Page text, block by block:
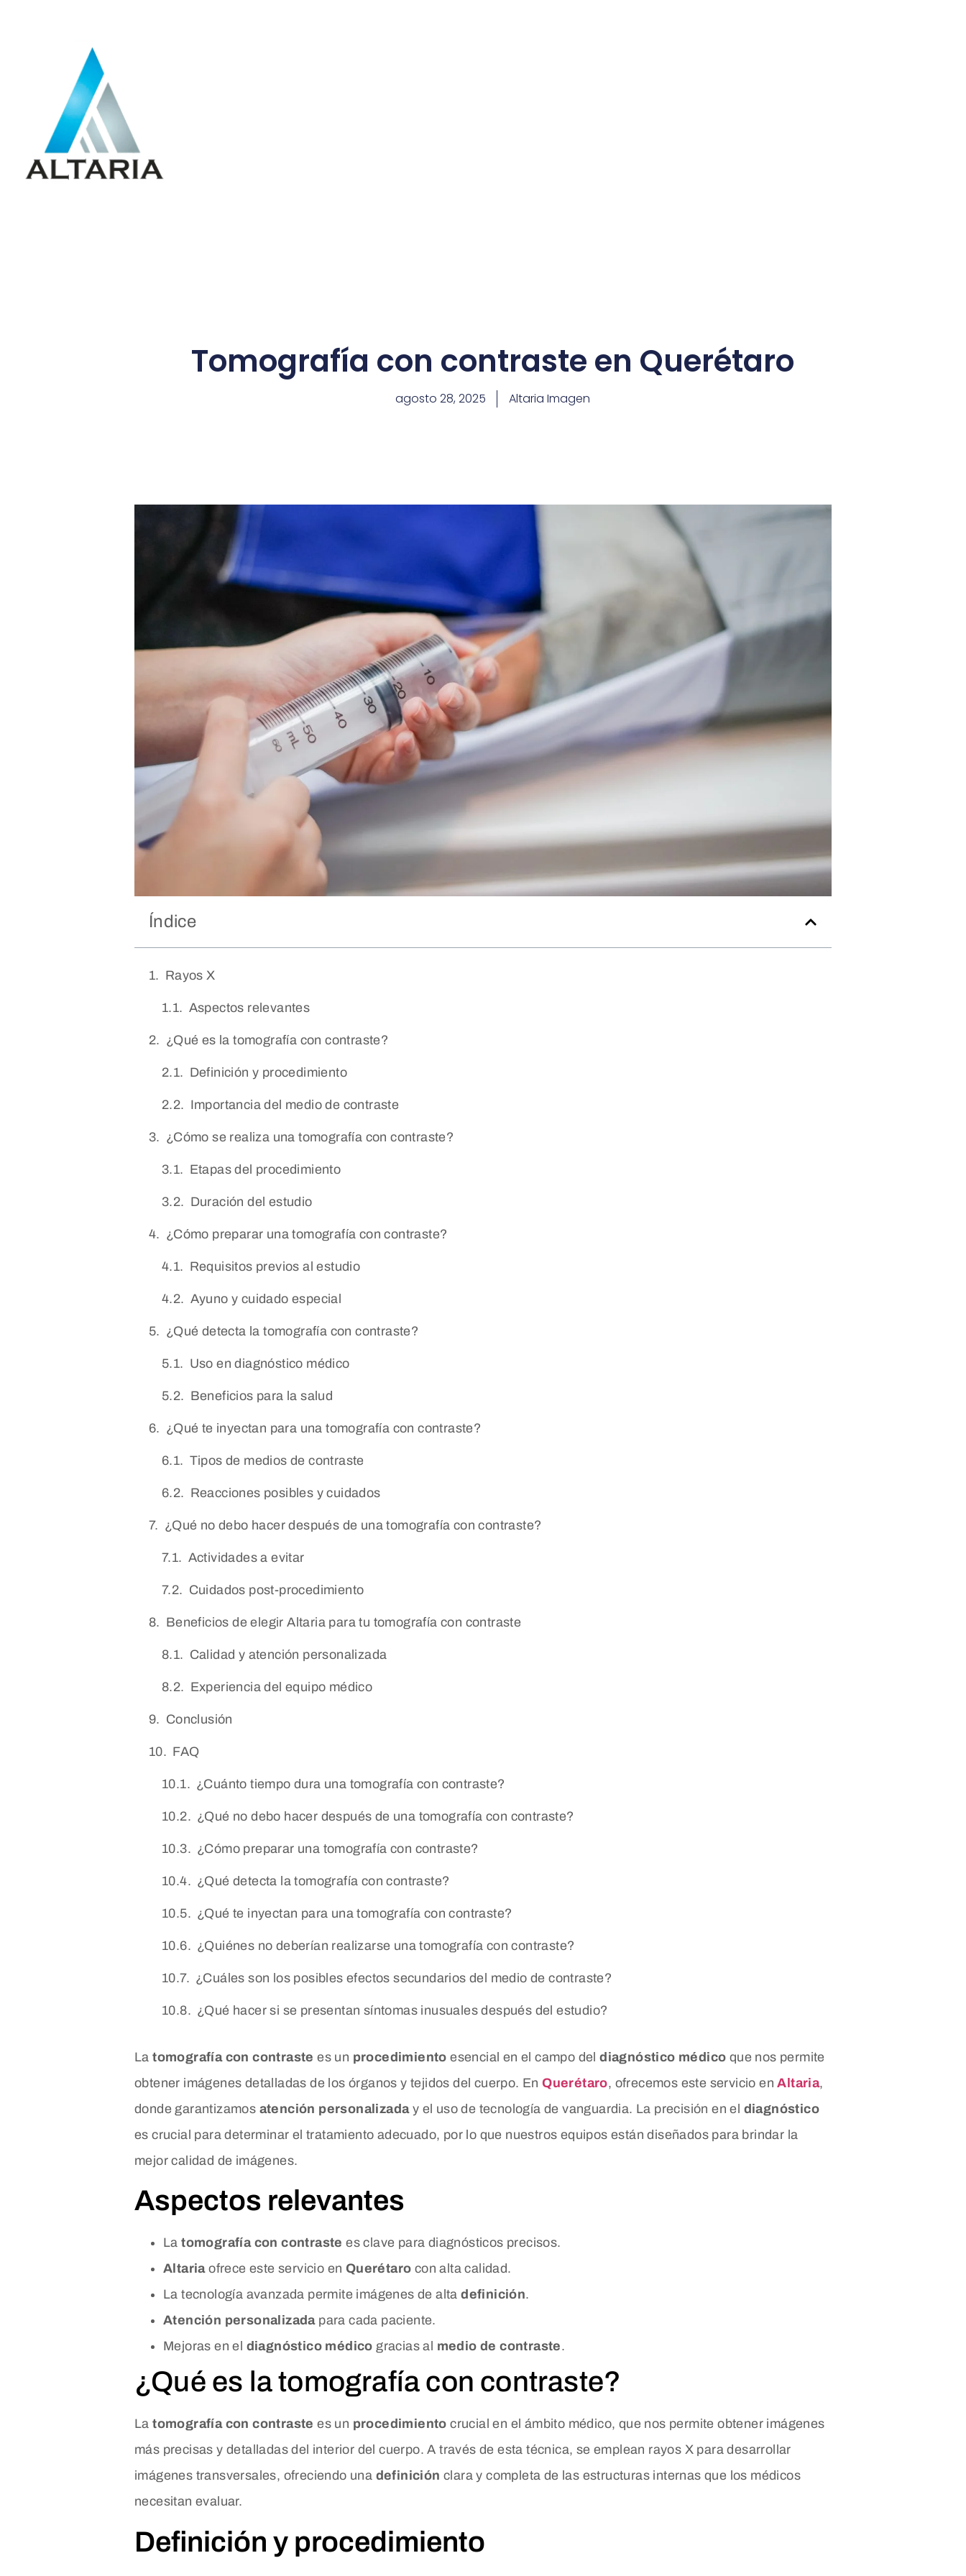
Tomografía con contraste en Querétaro
agosto 28, 2025 Altaria Imagen
Índice
Rayos X
Aspectos relevantes
¿Qué es la tomografía con contraste?
Definición y procedimiento
Importancia del medio de contraste
¿Cómo se realiza una tomografía con contraste?
Etapas del procedimiento
Duración del estudio
¿Cómo preparar una tomografía con contraste?
Requisitos previos al estudio
Ayuno y cuidado especial
¿Qué detecta la tomografía con contraste?
Uso en diagnóstico médico
Beneficios para la salud
¿Qué te inyectan para una tomografía con contraste?
Tipos de medios de contraste
Reacciones posibles y cuidados
¿Qué no debo hacer después de una tomografía con contraste?
Actividades a evitar
Cuidados post-procedimiento
Beneficios de elegir Altaria para tu tomografía con contraste
Calidad y atención personalizada
Experiencia del equipo médico
Conclusión
FAQ
¿Cuánto tiempo dura una tomografía con contraste?
¿Qué no debo hacer después de una tomografía con contraste?
¿Cómo preparar una tomografía con contraste?
¿Qué detecta la tomografía con contraste?
¿Qué te inyectan para una tomografía con contraste?
¿Quiénes no deberían realizarse una tomografía con contraste?
¿Cuáles son los posibles efectos secundarios del medio de contraste?
¿Qué hacer si se presentan síntomas inusuales después del estudio?
Latomografía con contraste es un procedimiento esencial en el campo deldiagnóstico médico que nos permite
obtener imágenes detalladas de los órganos y tejidos del cuerpo. EnQuerétaro, ofrecemos este servicio enAltaria,
donde garantizamos atención personalizaday el uso de tecnología de vanguardia. La precisión en el diagnóstico
es crucial para determinar el tratamiento adecuado, por lo que nuestros equipos están diseñados para brindar la
mejor calidad de imágenes.
Aspectos relevantes
Latomografía con contraste es clave para diagnósticos precisos.
Altariaofrece este servicio en Querétaro con alta calidad.
La tecnología avanzada permite imágenes de altadefinición.
Atención personalizadapara cada paciente.
Mejoras en el diagnóstico médico gracias al medio de contraste.
¿Qué es la tomografía con contraste?
Latomografía con contraste es un procedimiento crucial en el ámbito médico, que nos permite obtener imágenes
más precisas y detalladas del interior del cuerpo. A través de esta técnica, se emplean rayos X para desarrollar
imágenes transversales, ofreciendo una definición clara y completa de las estructuras internas que los médicos
necesitan evaluar.
Definición y procedimiento